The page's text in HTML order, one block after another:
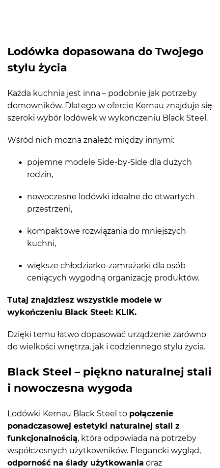
Lodówka dopasowana do Twojego
stylu życia
Każda kuchnia jest inna – podobnie jak potrzeby
domowników. Dlatego w ofercie Kernau znajduje się
szeroki wybór lodówek w wykończeniu Black Steel.
Wśród nich można znaleźć między innymi:
pojemne modele Side-by-Side dla dużych
rodzin,
nowoczesne lodówki idealne do otwartych
przestrzeni,
kompaktowe rozwiązania do mniejszych
kuchni,
większe chłodziarko-zamrażarki dla osób
ceniących wygodną organizację produktów.
Tutaj znajdziesz wszystkie modele w
wykończeniu Black Steel: KLIK.
Dzięki temu łatwo dopasować urządzenie zarówno
do wielkości wnętrza, jak i codziennego stylu życia.
Black Steel – piękno naturalnej stali
i nowoczesna wygoda
Lodówki Kernau Black Steel to połączenie
ponadczasowej estetyki naturalnej stali z
funkcjonalnością, która odpowiada na potrzeby
współczesnych użytkowników. Elegancki wygląd,
odporność na ślady użytkowania oraz